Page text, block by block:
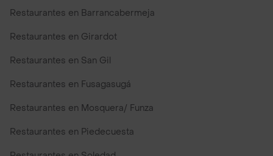
Restaurantes en Barrancabermeja
Restaurantes en Girardot
Restaurantes en San Gil
Restaurantes en Fusagasugá
Restaurantes en Mosquera/ Funza
Restaurantes en Piedecuesta